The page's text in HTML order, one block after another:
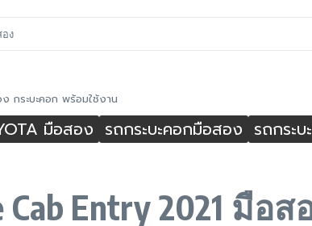
ง
กระบะคอก พร้อมใช้งาน
มือสอง รถกระบะคอกมือสอง รถกระ
Cab Entry 2021 มื